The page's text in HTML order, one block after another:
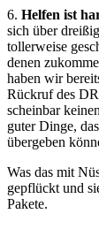
6. Helfen ist
sich über
tollerweise
denen
haben wir
Rückruf des
scheinbar
guter Dinge,
übergeben
Was das mit
gepflückt und
Pakete.